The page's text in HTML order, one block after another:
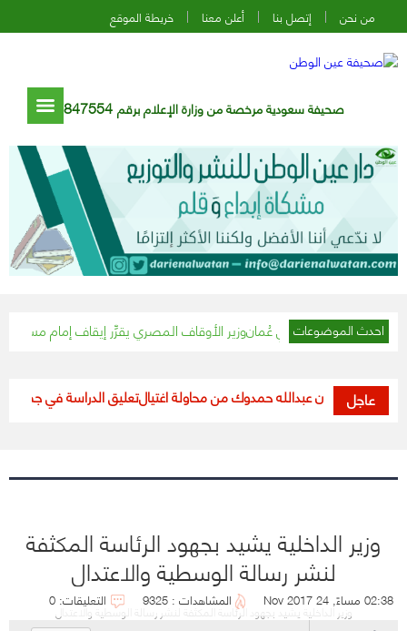
من نحن إتصل بنا أعلن معنا خريطة الموقع
صحيفة سعودية مرخصة من وزارة الإعلام برقم 847554
احدث الموضوعاتوزير الأوقاف المصري يقرِّر إيقاف إمام مسجد تجاوز الـ١٥ دقيقة في خطبة الجمعة
عاجل
السودان عبدالله حمدوك من محاولة اغتيالتعليق الدراسة في جميع مدارس
وزير الداخلية يشيد بجهود الرئاسة المكثفة
لنشر رسالة الوسطية والاعتدال
وزير الداخلية يشيد بجهود الرئاسة المكثفة لنشر رسالة الوسطية والاعتدال
02:38 مساءً, 24 Nov 2017 المشاهدات : 9325 التعليقات: 0